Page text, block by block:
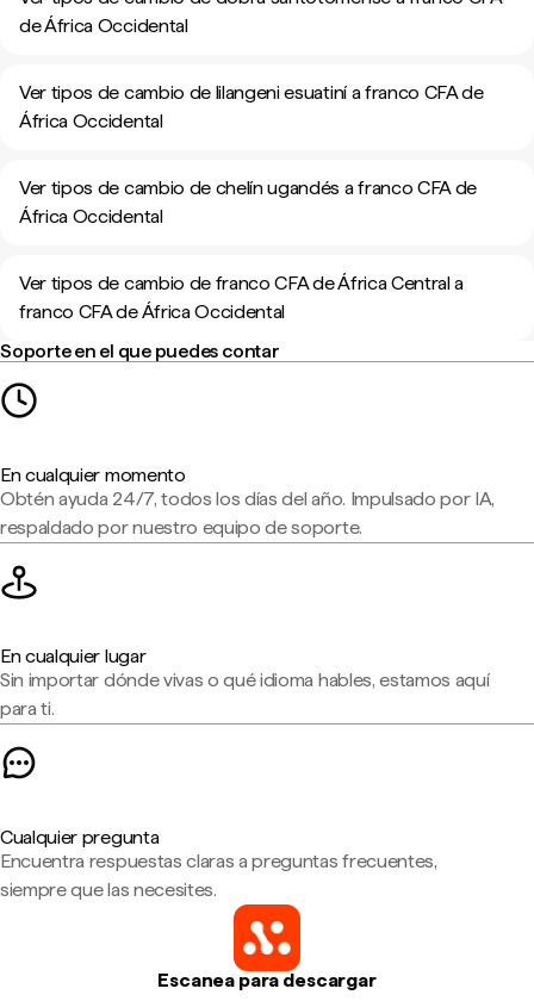
de África Occidental
Ver tipos de cambio de lilangeni esuatiní a franco CFA de
África Occidental
Ver tipos de cambio de chelín ugandés a franco CFA de
África Occidental
Ver tipos de cambio de franco CFA de África Central a
franco CFA de África Occidental
Soporte en el que puedes contar
En cualquier momento
Obtén ayuda 24/7, todos los días del año. Impulsado por IA,
respaldado por nuestro equipo de soporte.
En cualquier lugar
Sin importar dónde vivas o qué idioma hables, estamos aquí
para ti.
Cualquier pregunta
Encuentra respuestas claras a preguntas frecuentes,
siempre que las necesites.
Escanea para descargar